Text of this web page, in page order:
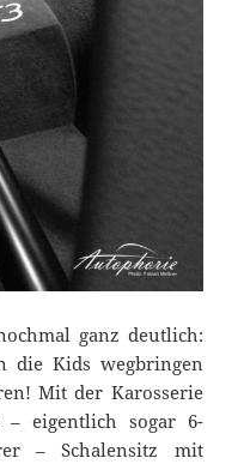
ganz deutlich:
die Kids wegbringen
Mit der Karosserie
– eigentlich sogar 6-
– Schalensitz mit